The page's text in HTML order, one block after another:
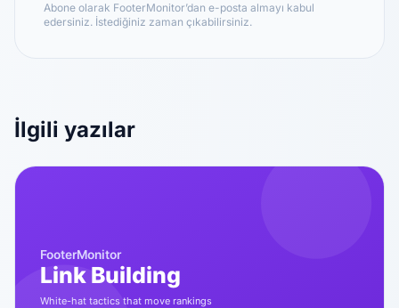
Abone olarak FooterMonitor’dan e-posta almayı kabul
edersiniz. İstediğiniz zaman çıkabilirsiniz.
İlgili yazılar